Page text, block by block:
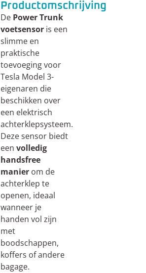
Productomschrijving
De Power Trunk
voetsensoris een
slimme en
praktische
toevoeging voor
Tesla Model 3-
eigenaren die
beschikken over
een elektrisch
achterklepsysteem.
Deze sensor biedt
een volledig
handsfree
manierom de
achterklep te
openen, ideaal
wanneer je
handen vol zijn
met
boodschappen,
koffers of andere
bagage.